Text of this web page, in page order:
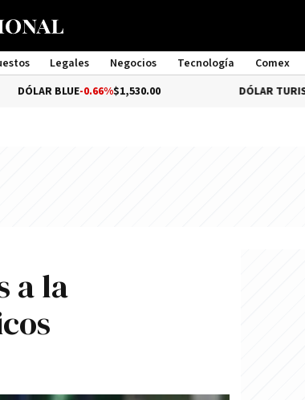
Legales Negocios Tecnología
Comex
-0.66%$1,530.00 DÓLAR TURISTA$1,976.00
a la